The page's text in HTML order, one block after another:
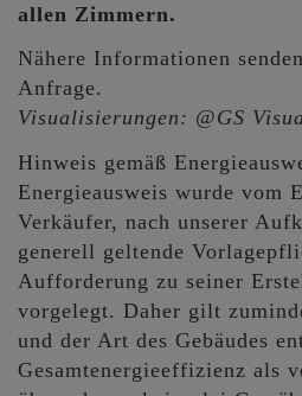
allen Zimmern.
Nähere Informationen
Anfrage.
Visualisierungen: @GS
Hinweis gemäß
Energieausweis wurde vom
Verkäufer, nach unserer
generell geltende
Aufforderung zu seiner
vorgelegt. Daher gilt
und der Art des Gebäudes
Gesamtenergieeffizienz als